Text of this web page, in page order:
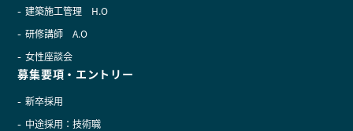
建築施工管理 H.O
研修講師 A.O
女性座談会
募集要項・エントリー
新卒採用
中途採用：技術職